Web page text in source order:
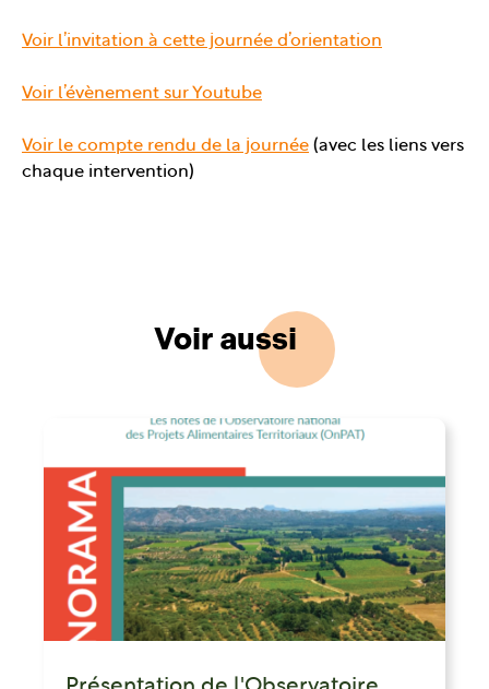
Voir l’invitation à cette journée d’orientation
Voir l’évènement sur Youtube
Voir le compte rendu de la journée (avec les liens vers
chaque intervention)
Voir aussi